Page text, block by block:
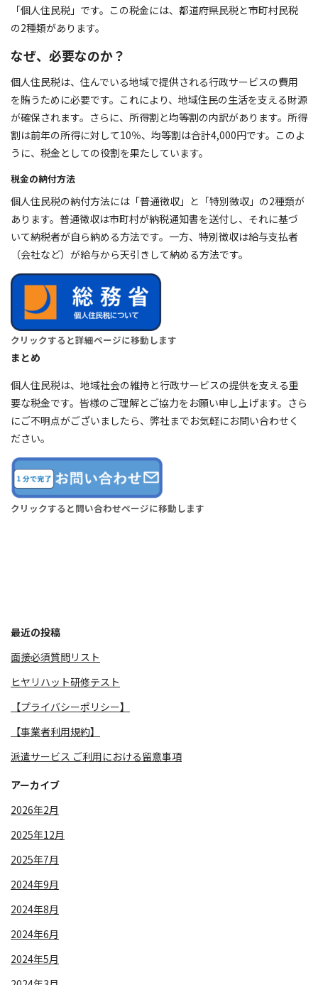
「個人住民税」です。この税金には、都道府県民税と市町村民税
の2種類があります。
なぜ、 必要なのか？
個人住民税は、住んでいる地域で提供される行政サービスの費用
を賄うために必要です。これにより、地域住民の生活を支える財源
が確保されます。さらに、所得割と均等割の内訳があります。所得
割は前年の所得に対して10％、均等割は合計4,000円です。このよ
うに、税金としての役割を果たしています。
税金の納付方法
個人住民税の納付方法には「普通徴収」と「特別徴収」の2種類が
あります。普通徴収は市町村が納税通知書を送付し、それに基づ
いて納税者が自ら納める方法です。一方、特別徴収は給与支払者
（会社など）が給与から天引きして納める方法です。
クリックすると詳細ページに移動します
まとめ
個人住民税は、地域社会の維持と行政サービスの提供を支える重
要な税金です。皆様のご理解とご協力をお願い申し上げます。さら
にご不明点がございましたら、弊社までお気軽にお問い合わせく
ださい。
クリックすると問い合わせページに移動します
最近の投稿
面接必須質問リスト
ヒヤリハット研修テスト
【プライバシーポリシー】
【事業者利用規約】
派遣サービス ご利用における留意事項
アーカイブ
2026年2月
2025年12月
2025年7月
2024年9月
2024年8月
2024年6月
2024年5月